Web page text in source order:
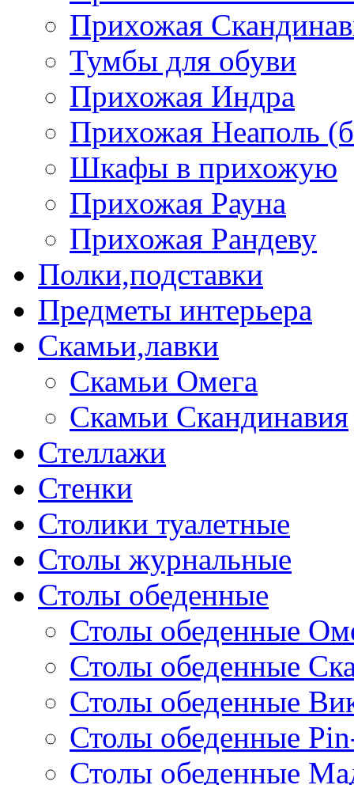
Прихожая
Тумбы для обуви
Прихожая Индра
Прихожая Неаполь
Шкафы в прихожую
Прихожая Рауна
Прихожая Рандеву
Полки,подставки
Предметы интерьера
Скамьи,лавки
Скамьи Омега
Скамьи Скандинавия
Стеллажи
Стенки
Столики туалетные
Столы журнальные
Столы обеденные
Столы обеденные
Столы обеденные
Столы обеденные
Столы обеденные
Столы обеденные